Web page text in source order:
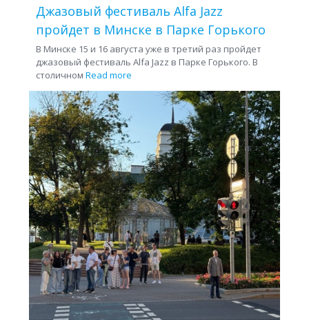
Джазовый фестиваль Alfa Jazz
пройдет в Минске в Парке Горького
В Минске 15 и 16 августа уже в третий раз пройдет
джазовый фестиваль Alfa Jazz в Парке Горького. В
столичном Read more